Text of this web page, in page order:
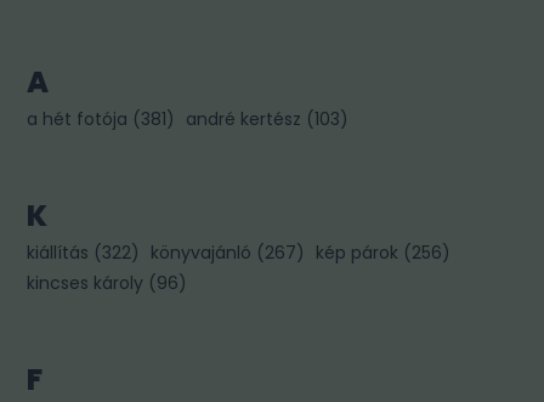
A
a hét fotója (381) andré kertész (103)
K
kiállítás (322) könyvajánló (267) kép párok (256)
kincses károly (96)
F